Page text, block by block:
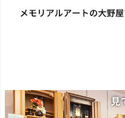
ギャラリー千葉店 千葉県千
ト供養 #メモリアルギャラリ
ー国分寺店 #メモリアルギャ